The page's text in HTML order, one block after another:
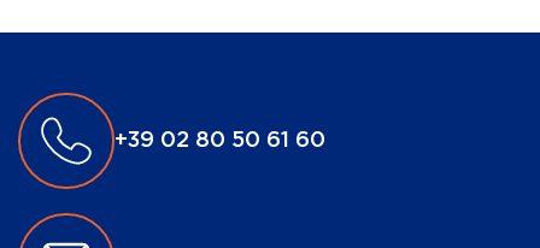
+39 02 80 50 61 60